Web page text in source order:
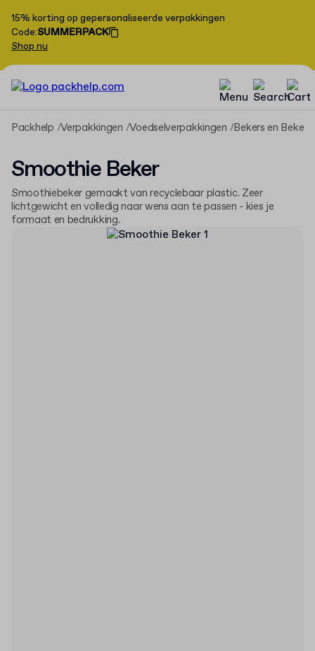
15% korting op gepersonaliseerde verpakkingen
Code:SUMMERPACK
Shop nu
Packhelp Verpakkingen Voedselverpakkingen Bekers en
Smoothie Beker
Smoothiebeker gemaakt van recyclebaar plastic. Zeer
lichtgewicht en volledig naar wens aan te passen - kies je
formaat en bedrukking.